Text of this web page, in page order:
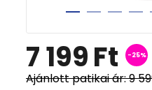
7 199Ft -25%
Ajánlott patikai ár:9